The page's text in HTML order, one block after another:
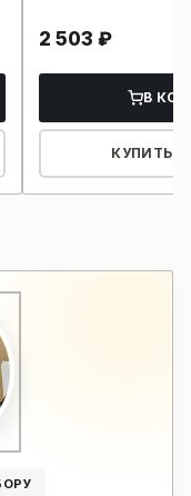
2 503 ₽
В
КУПИТЬ В